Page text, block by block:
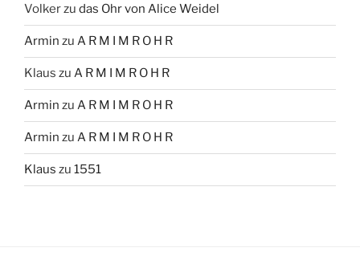
Volkerzu das Ohr von Alice Weidel
Armin zu A R M I M R O H R
Klaus zu A R M I M R O H R
Armin zu A R M I M R O H R
Armin zu A R M I M R O H R
Klaus zu 1551